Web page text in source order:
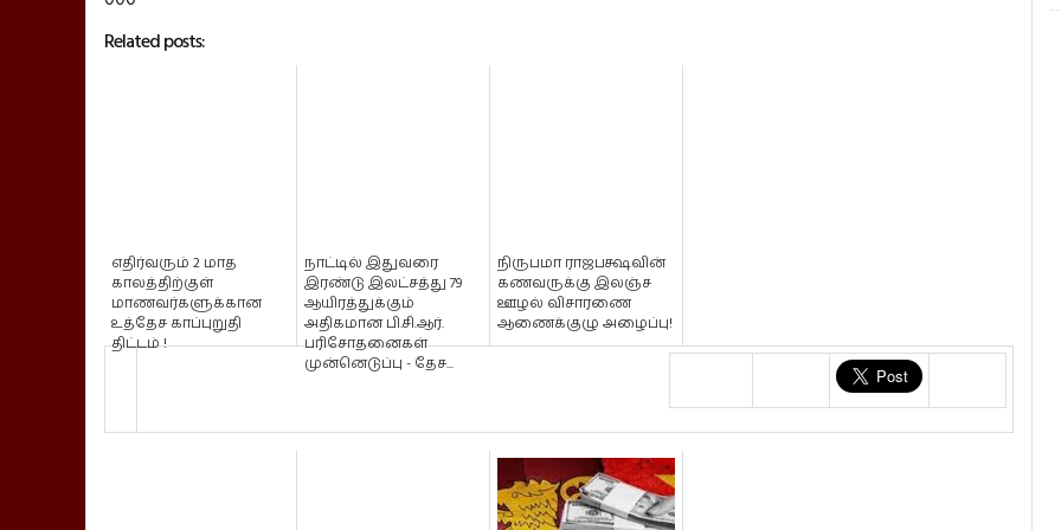
Related posts:
எதிர்வரும் 2 மாத
காலத்திற்குள்
மாணவர்களுக்கான
உத்தேச காப்புறுதி
திட்டம் !
நாட்டில் இதுவரை
இரண்டு இலட்சத்து 79
ஆயிரத்துக்கும்
அதிகமான பி.சி.ஆர்.
பரிசோதனைகள்
முன்னெடுப்பு - தேச...
நிருபமா ராஜபக்ஷவின்
கணவருக்கு இலஞ்ச
ஊழல் விசாரணை
ஆணைக்குழு அழைப்பு!